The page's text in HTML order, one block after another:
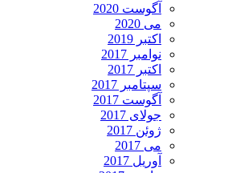
آگوست 2020
می 2020
اکتبر 2019
نوامبر 2017
اکتبر 2017
سپتامبر 2017
آگوست 2017
جولای 2017
ژوئن 2017
می 2017
آوریل 2017